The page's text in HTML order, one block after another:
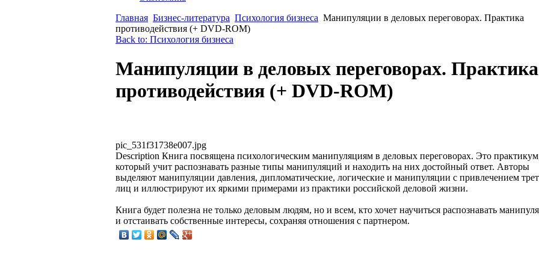
Главная Бизнес-литература Психология бизнеса Манипуляции в деловых переговорах. Практика
противодействия (+ DVD-ROM)
Back to: Психология бизнеса
Манипуляции в деловых переговорах. Практика
противодействия (+ DVD-ROM)
pic_531f31738e007.jpg
Description Книга посвящена психологическим манипуляциям в деловых переговорах. Это
который учит распознавать разные типы манипуляций и находить на них достойный ответ. Авторы
выделяют манипуляции давления, дипломатические, логические и манипуляции с привлечением
лиц и иллюстрируют их яркими примерами из практики российской деловой жизни.
Книга будет полезна не только деловым людям, но и всем, кто хочет научиться распознавать
и отстаивать собственные интересы, сохраняя отношения с партнером.